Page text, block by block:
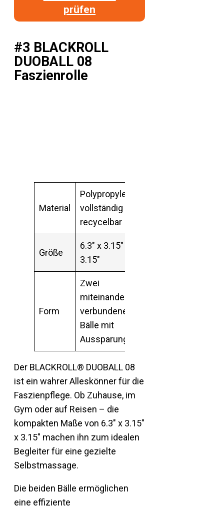
prüfen
#3 BLACKROLL
DUOBALL 08
Faszienrolle
Material
Polypropylen,
vollständig
recycelbar
Größe
6.3″ x 3.15″ x
3.15″
Form
Zwei
miteinander
verbundene
Bälle mit
Aussparung
Der BLACKROLL® DUOBALL 08
ist ein wahrer Alleskönner für die
Faszienpflege. Ob Zuhause, im
Gym oder auf Reisen – die
kompakten Maße von 6.3″ x 3.15″
x 3.15″ machen ihn zum idealen
Begleiter für eine gezielte
Selbstmassage.
Die beiden Bälle ermöglichen
eine effiziente